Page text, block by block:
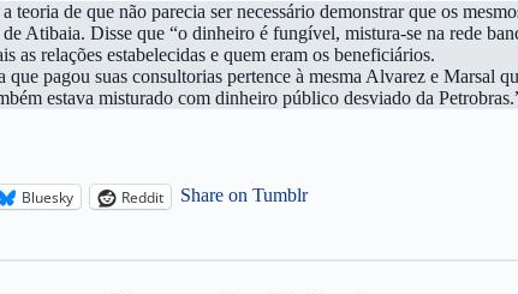
de que não parecia ser necessário demonstrar que os
Atibaia. Disse que “o dinheiro é fungível, mistura-se na rede
as relações estabelecidas e quem eram os beneficiários.
pagou suas consultorias pertence à mesma Alvarez e Marsal
estava misturado com dinheiro público desviado da
Bluesky Reddit Share on Tumblr